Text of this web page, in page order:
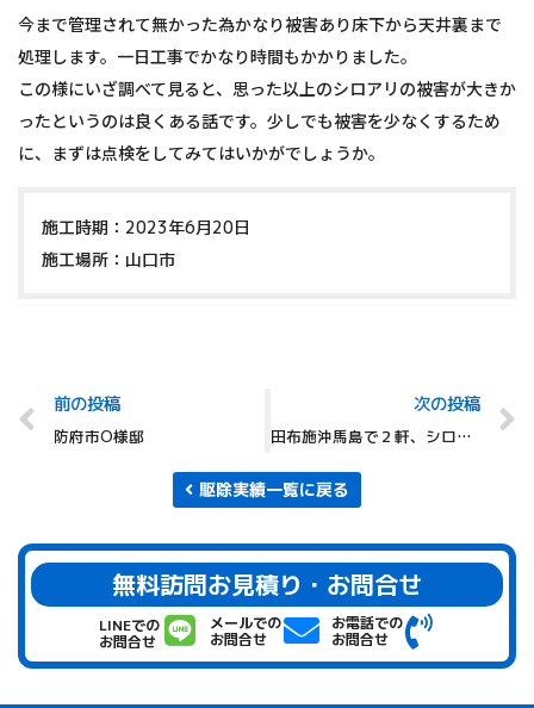
今まで管理されて無かった為かなり被害あり床下から天井裏まで
処理します。一日工事でかなり時間もかかりました。
この様にいざ調べて見ると、思った以上のシロアリの被害が大きか
ったというのは良くある話です。少しでも被害を少なくするため
に、まずは点検をしてみてはいかがでしょうか。
施工時期：2023年6月20日
施工場所：山口市
前の投稿
防府市O様邸
次の投稿
田布施沖馬島で２軒、シロアリ駆除です
駆除実績一覧に戻る
無料訪問お見積り・お問合せ
LINEでの
お問合せ
メールでの
お問合せ
お電話での
お問合せ